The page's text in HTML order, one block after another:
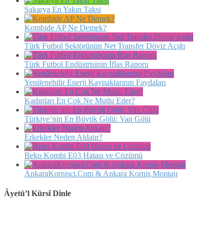
Sakarya En Yakın Taksi
Kombide AP Ne Demek?
Türk Futbol Sektörünün Net Transfer Döviz Açığı
Türk Futbol Endüstrisinin İflas Raporu
Yenilenebilir Enerji Kaynaklarının Faydaları
Kadınları En Çok Ne Mutlu Eder?
Türkiye’nin En Büyük Gölü: Van Gölü
Erkekler Neden Aldatır?
Beko Kombi E03 Hatası ve Çözümü
AnkaraKornisci.Com & Ankara Korniş Montajı
Âyetü’l Kürsî Dinle